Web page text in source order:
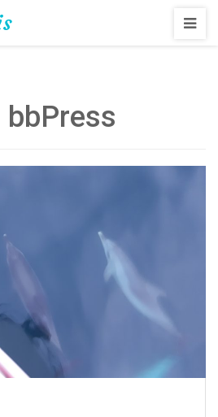
bbPress